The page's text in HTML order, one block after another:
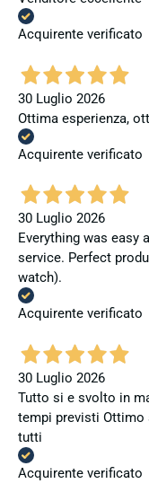
Acquirente verificato
30 Luglio 2026
Ottima esperienza,
Acquirente verificato
30 Luglio 2026
Everything was easy
service. Perfect
watch).
Acquirente verificato
30 Luglio 2026
Tutto si e svolto in
tempi previsti Ottimo
tutti
Acquirente verificato